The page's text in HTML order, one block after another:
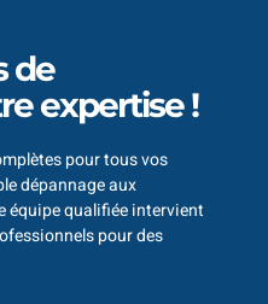
de
expertise !
pour tous vos
dépannage aux
équipe qualifiée intervient
pour des